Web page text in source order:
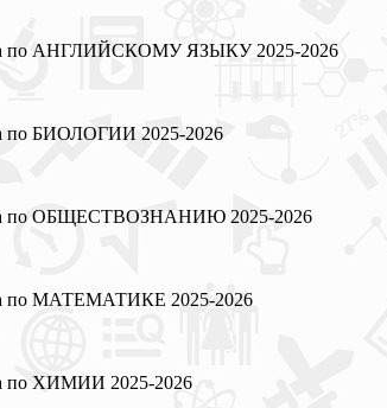
по АНГЛИЙСКОМУ ЯЗЫКУ 2025-2026
по БИОЛОГИИ 2025-2026
по ОБЩЕСТВОЗНАНИЮ 2025-2026
по МАТЕМАТИКЕ 2025-2026
по ХИМИИ 2025-2026